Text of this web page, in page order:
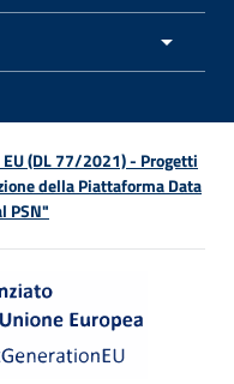
(DL 77/2021) - Progetti
della Piattaforma Data
PSN"